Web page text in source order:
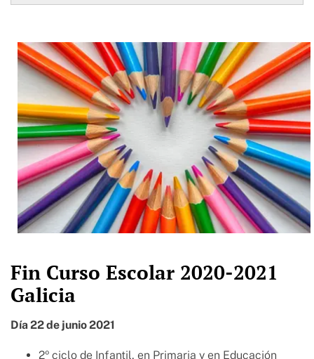
Fin Curso Escolar 2020-2021
Galicia
Día 22 de junio 2021
2º ciclo de Infantil, en Primaria y en Educación